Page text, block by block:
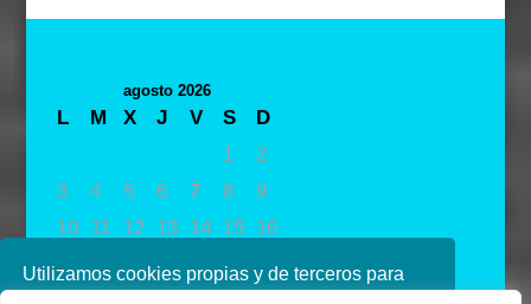
Utilizamos cookies propias y de terceros para
agosto 2026
L M X J V S
D
1
2
3
4 5 6 7 8
9
10
11 12 13 14 15
16
17 18 19 20 21 22 23